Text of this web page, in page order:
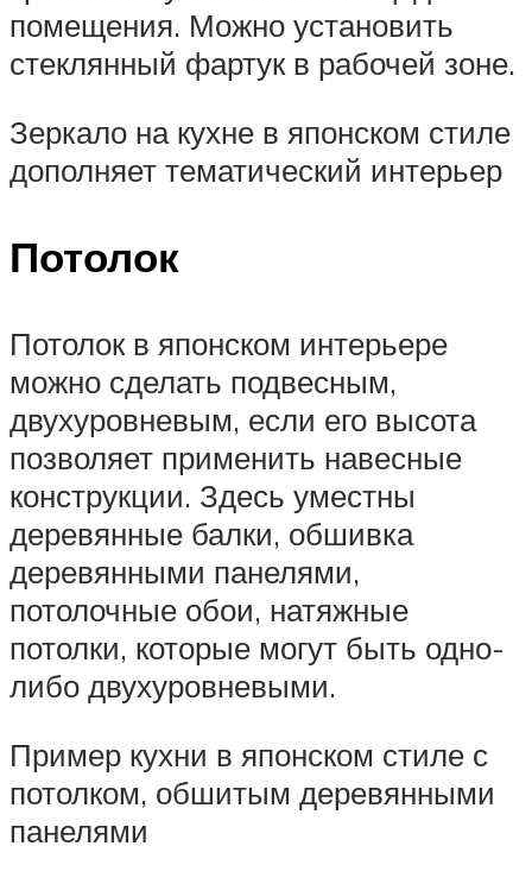
помещения. Можно установить
стеклянный фартук в рабочей зоне.
Зеркало на кухне в японском стиле
дополняет тематический интерьер
Потолок
Потолок в японском интерьере
можно сделать подвесным,
двухуровневым, если его высота
позволяет применить навесные
конструкции. Здесь уместны
деревянные балки, обшивка
деревянными панелями,
потолочные обои, натяжные
потолки, которые могут быть одно-
либо двухуровневыми.
Пример кухни в японском стиле с
потолком, обшитым деревянными
панелями